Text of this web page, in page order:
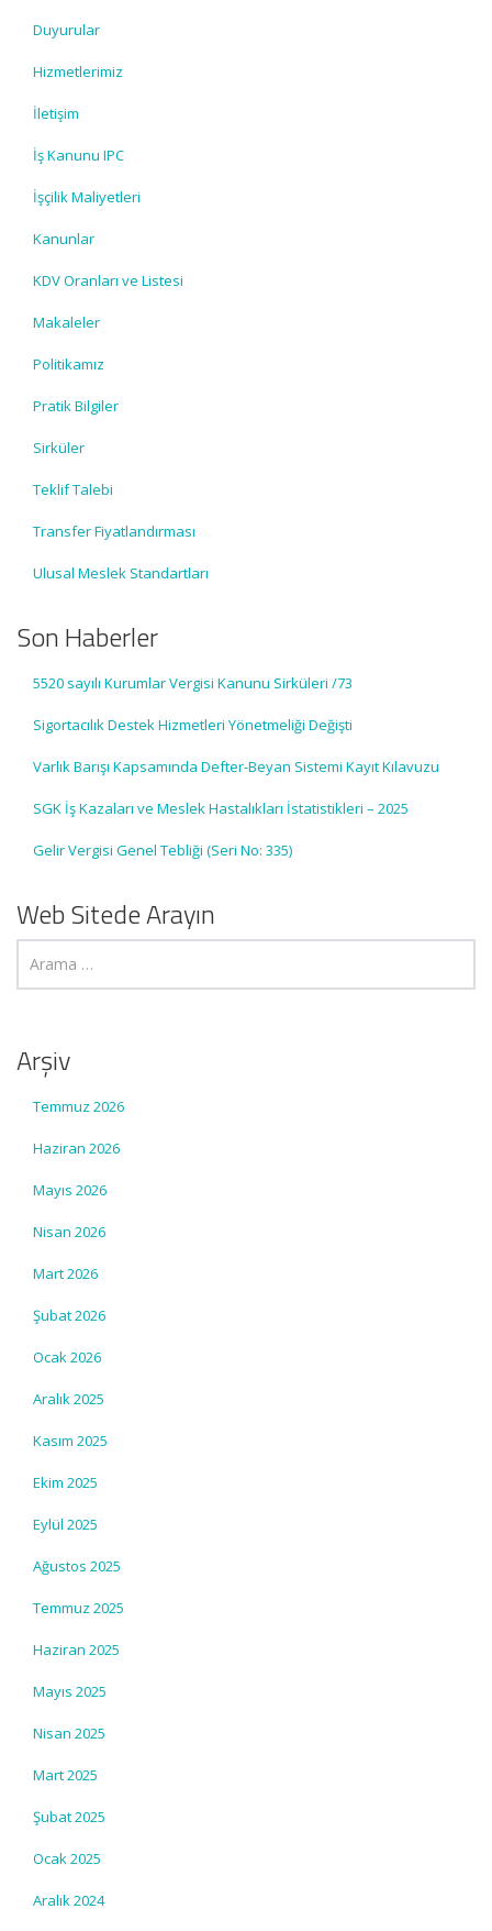
Duyurular
Hizmetlerimiz
İletişim
İş Kanunu IPC
İşçilik Maliyetleri
Kanunlar
KDV Oranları ve Listesi
Makaleler
Politikamız
Pratik Bilgiler
Sirküler
Teklif Talebi
Transfer Fiyatlandırması
Ulusal Meslek Standartları
Son Haberler
5520 sayılı Kurumlar Vergisi Kanunu Sirküleri /73
Sigortacılık Destek Hizmetleri Yönetmeliği Değişti
Varlık Barışı Kapsamında Defter-Beyan Sistemi Kayıt Kılavuzu
SGK İş Kazaları ve Meslek Hastalıkları İstatistikleri – 2025
Gelir Vergisi Genel Tebliği (Seri No: 335)
Web Sitede Arayın
Arşiv
Temmuz 2026
Haziran 2026
Mayıs 2026
Nisan 2026
Mart 2026
Şubat 2026
Ocak 2026
Aralık 2025
Kasım 2025
Ekim 2025
Eylül 2025
Ağustos 2025
Temmuz 2025
Haziran 2025
Mayıs 2025
Nisan 2025
Mart 2025
Şubat 2025
Ocak 2025
Aralık 2024